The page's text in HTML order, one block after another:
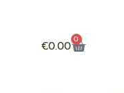
€0.00 0